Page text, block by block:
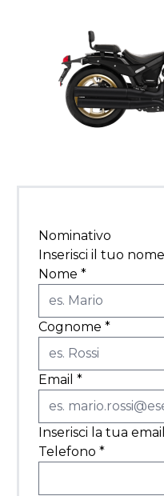
Nominativo
Inserisci il tuo
Nome *
Cognome *
Email *
Inserisci la tua
Telefono *